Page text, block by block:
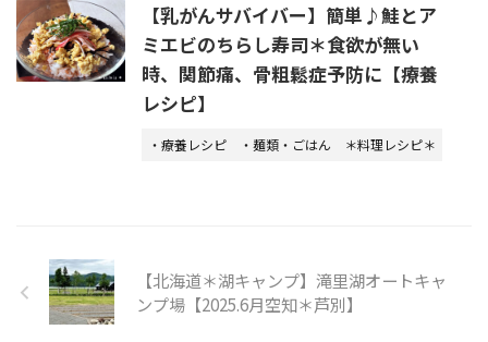
【乳がんサバイバー】簡単♪鮭とア
ミエビのちらし寿司＊食欲が無い
時、関節痛、骨粗鬆症予防に【療養
レシピ】
・療養レシピ ・麺類・ごはん ＊料理レシピ＊
【北海道＊湖キャンプ】滝里湖オートキャ
ンプ場【2025.6月空知＊芦別】